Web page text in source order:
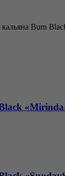
кальяна Burn